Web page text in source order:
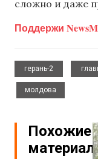
сложно и даже
Поддержи
герань-2
молдова
Похожие